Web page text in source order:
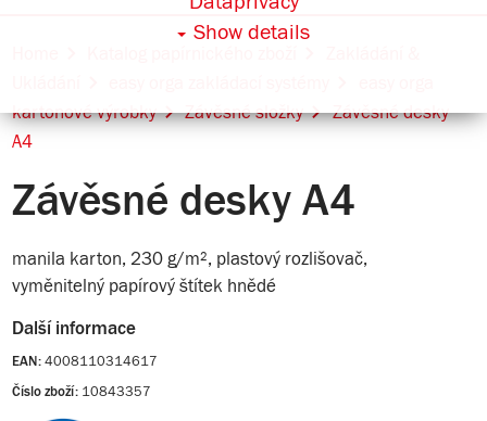
kartonové výrobky
Závěsné složky
Závěsné desky
A4
Závěsné desky A4
manila karton, 230 g/m², plastový rozlišovač,
vyměnitelný papírový štítek hnědé
Další informace
EAN: 4008110314617
Číslo zboží: 10843357
Show details